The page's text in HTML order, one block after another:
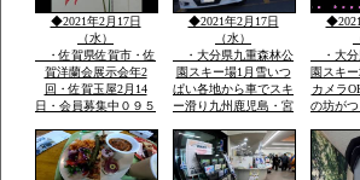
◆2021年2月17日
（水）
・佐賀県佐賀市・佐
賀洋蘭会展示会年2
回・佐賀玉屋2月14
日・会員募集中０９５
大島・栽培管理など
◆2021年2月17日
（水）
・大分県九重森林公
園スキー場1月雪いつ
ぱい各地から車でスキ
ー滑り九州鹿児島・宮
から・レンタルウェア
一流メーカー用意
・大分
園スキ
カメラ
の坊が
荘九州
ｍ